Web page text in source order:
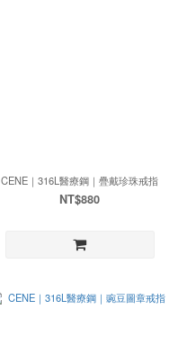
CENE｜316L醫療鋼｜疊戴珍珠戒指
NT$880